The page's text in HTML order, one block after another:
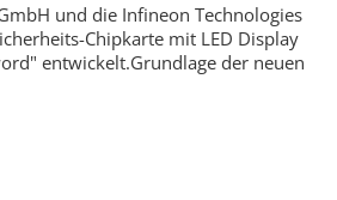
und die Infineon Technologies
Chipkarte mit LED Display
entwickelt.Grundlage der neuen